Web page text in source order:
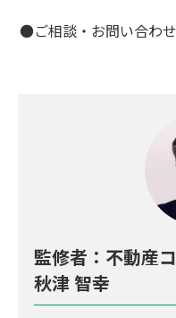
●ご相談・お問い合わ
監修者：不動産
秋津 智幸